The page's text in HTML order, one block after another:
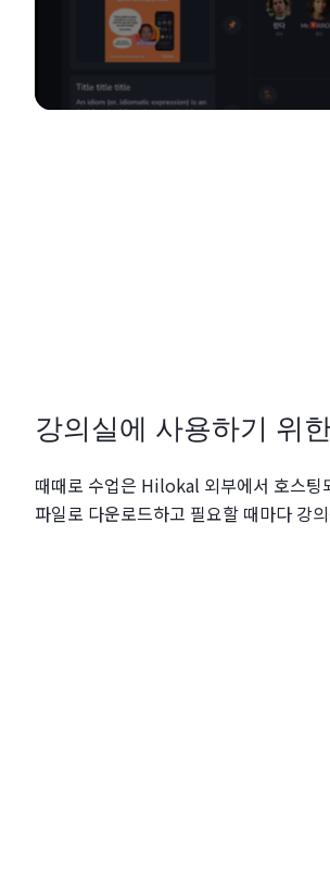
강의실에 사용하기 위
때때로 수업은 Hilokal 외부에서 호스
파일로 다운로드하고 필요할 때마다 강